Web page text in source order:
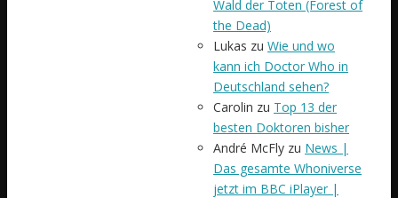
Wald der Toten (Forest of
the Dead)
Lukas zu Wie und wo
kann ich Doctor Who in
Deutschland sehen?
Carolin zu Top 13 der
besten Doktoren bisher
André McFly zu News |
Das gesamte Whoniverse
jetzt im BBC iPlayer |